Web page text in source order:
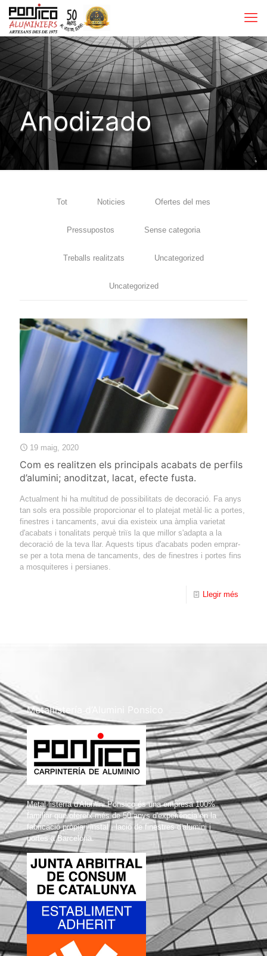
Anodizado
Tot Noticies Ofertes del mes
Pressupostos Sense categoria
Treballs realitzats Uncategorized
Uncategorized
19 maig, 2020
Com es realitzen els principals acabats de perfils
d’alumini; anoditzat, lacat, efecte fusta.
Actualment hi ha multitud de possibilitats de decoració. Fa anys
tan sols era possible proporcionar el to platejat metàl·lic a portes,
finestres i tancaments, avui dia existeix una àmplia varietat
d'acabats i tonalitats perquè triïs la que millor s'adapta a la
decoració de la teva llar. Aquests tipus d'acabats poden emprar-
se per a tota mena de tancaments, des de finestres i portes fins
a mosquiteres i persianes.
Llegir més
Metal·listería d’Alumini Ponsico
Metal·listería d'Alumini Ponsico és una empresa 100%
familiar que ofereix més de 50 anys d'experiència en la
fabricació pròpia i instal · lació de finestres d'alumini i
portes a Barcelona.